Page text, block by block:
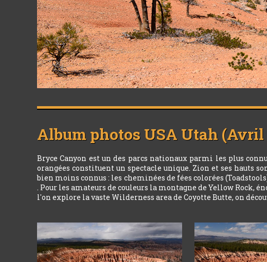
Album photos USA Utah (Avril
Bryce Canyon est un des parcs nationaux parmi les plus
orangées constituent un spectacle unique. Zion et ses hauts
bien moins connus : les cheminées de fées colorées
. Pour les amateurs de couleurs la montagne de Yellow Rock,
l'on explore la vaste Wilderness area de Coyotte Butte, on